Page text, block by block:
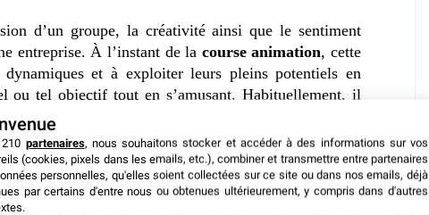
d’un groupe, la créativité ainsi que le sentiment
entreprise. À l’instant de la course animation, cette
et à exploiter leurs pleins potentiels en
ou tel objectif tout en s’amusant. Habituellement, il
équipe et dont le but est de gagner la partie.
tendent à ce que toute son équipe agisse de la
cette ouverture d’esprit, cette envie de relever
dans la réalisation de toutes les missions qui
partenaires, nous souhaitons stocker et accéder à des informations sur vos
(cookies, pixels dans les emails, etc.), combiner et transmettre entre partenaires
personnelles, qu'elles soient collectées sur ce site ou dans nos emails, déjà
par certains d'entre nous ou obtenues ultérieurement, y compris dans d'autres